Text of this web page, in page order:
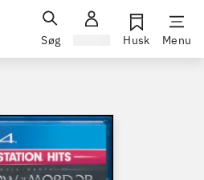
Søg Husk Menu